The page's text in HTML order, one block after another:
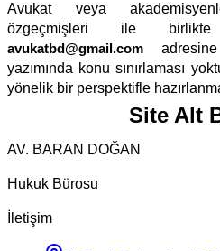
Avukat veya
özgeçmişleri ile birlikte
avukatbd@gmail.com
yazımında konu sınırlaması
yönelik bir perspektifle
Site Alt
AV. BARAN DOĞAN
Hukuk Bürosu
İletişim